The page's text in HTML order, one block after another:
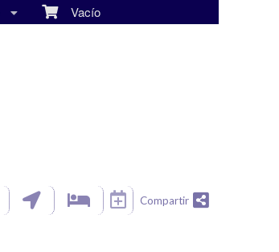
Vacío
Compartir